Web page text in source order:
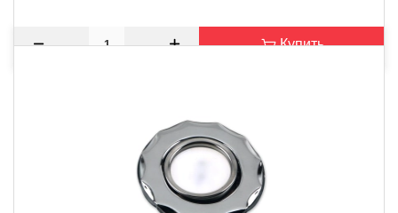
Купить